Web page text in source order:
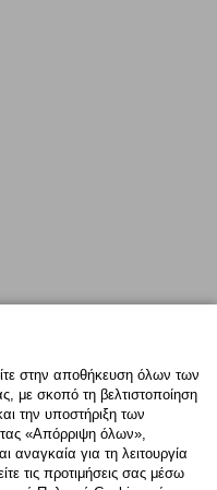
στην αποθήκευση όλων των
με σκοπό τη βελτιστοποίηση
την υποστήριξη των
«Απόρριψη όλων»,
αναγκαία για τη λειτουργία
τις προτιμήσεις σας μέσω